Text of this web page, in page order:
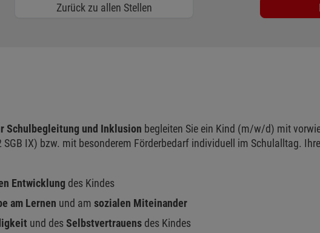
Zurück zu allen Stellen
Schulbegleitung und Inklusion begleiten Sie ein Kind (m/w/d) mit
IX) bzw. mit besonderem Förderbedarf individuell im Schulalltag.
Entwicklung des Kindes
am Lernen und am sozialen Miteinander
und desSelbstvertrauens des Kindes